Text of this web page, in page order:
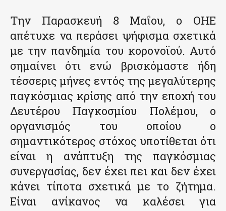
Την Παρασκευή 8 Μαΐου, ο ΟΗΕ
απέτυχε να περάσει ψήφισμα σχετικά
με την πανδημία του κορονοϊού. Αυτό
σημαίνει ότι ενώ βρισκόμαστε ήδη
τέσσερις μήνες εντός της μεγαλύτερης
παγκόσμιας κρίσης από την εποχή του
Δευτέρου Παγκοσμίου Πολέμου, ο
οργανισμός του οποίου ο
σημαντικότερος στόχος υποτίθεται ότι
είναι η ανάπτυξη της παγκόσμιας
συνεργασίας, δεν έχει πει και δεν έχει
κάνει τίποτα σχετικά με το ζήτημα.
Είναι ανίκανος να καλέσει για